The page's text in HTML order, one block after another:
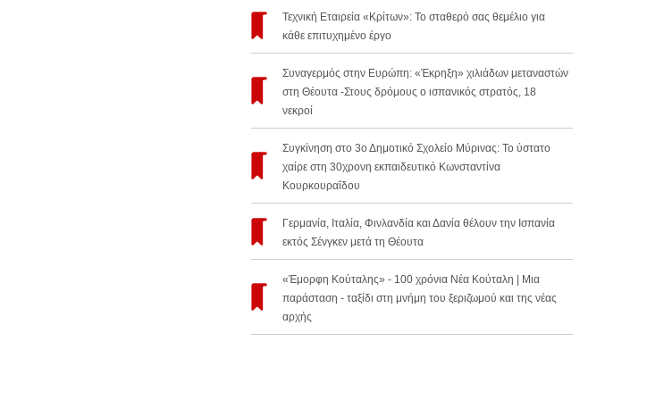
Τεχνική Εταιρεία «Κρίτων»: Το σταθερό σας θεμέλιο για
κάθε επιτυχημένο έργο
Συναγερμός στην Ευρώπη: «Έκρηξη» χιλιάδων μεταναστών
στη Θέουτα -Στους δρόμους ο ισπανικός στρατός, 18
νεκροί
Συγκίνηση στο 3ο Δημοτικό Σχολείο Μύρινας: Το ύστατο
χαίρε στη 30χρονη εκπαιδευτικό Κωνσταντίνα
Κουρκουραΐδου
Γερμανία, Ιταλία, Φινλανδία και Δανία θέλουν την Ισπανία
εκτός Σένγκεν μετά τη Θέουτα
«Έμορφη Κούταλης» - 100 χρόνια Νέα Κούταλη | Μια
παράσταση - ταξίδι στη μνήμη του ξεριζωμού και της νέας
αρχής